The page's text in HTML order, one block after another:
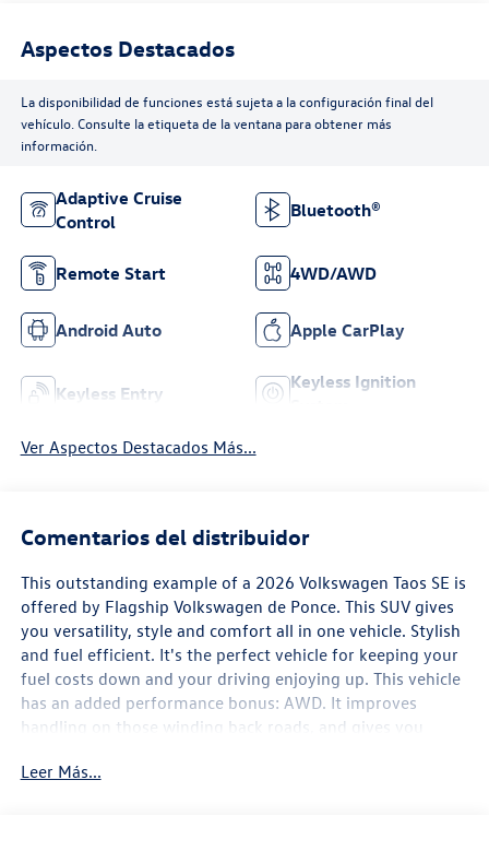
Aspectos Destacados
La disponibilidad de funciones está sujeta a la configuración final del
vehículo. Consulte la etiqueta de la ventana para obtener más
información.
Adaptive Cruise
Control
Bluetooth®
Remote Start 4WD/AWD
Android Auto Apple CarPlay
Keyless Entry
Keyless Ignition
Ver Aspectos Destacados Más...
Comentarios del distribuidor
This outstanding example of a 2026 Volkswagen Taos SE is
offered by Flagship Volkswagen de Ponce. This SUV gives
you versatility, style and comfort all in one vehicle. Stylish
and fuel efficient. It's the perfect vehicle for keeping your
fuel costs down and your driving enjoying up. This vehicle
has an added performance bonus: AWD. It improves
handling on those winding back roads, and gives you
snow weather conditions. The look is unmistakably
Leer Más...